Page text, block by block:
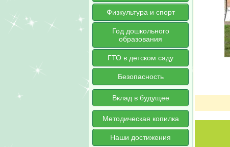
Физкультура и спорт
Год дошкольного
образования
ГТО в детском саду
Безопасность
Вклад в будущее
Методическая копилка
Наши достижения